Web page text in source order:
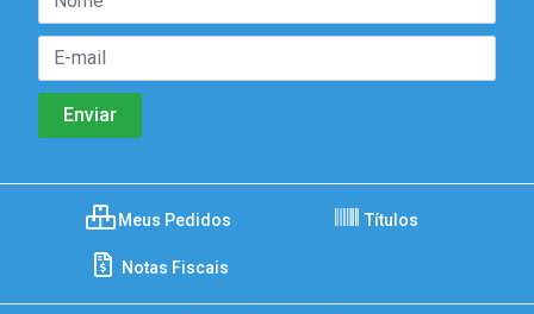
Meus Pedidos Títulos
Notas Fiscais